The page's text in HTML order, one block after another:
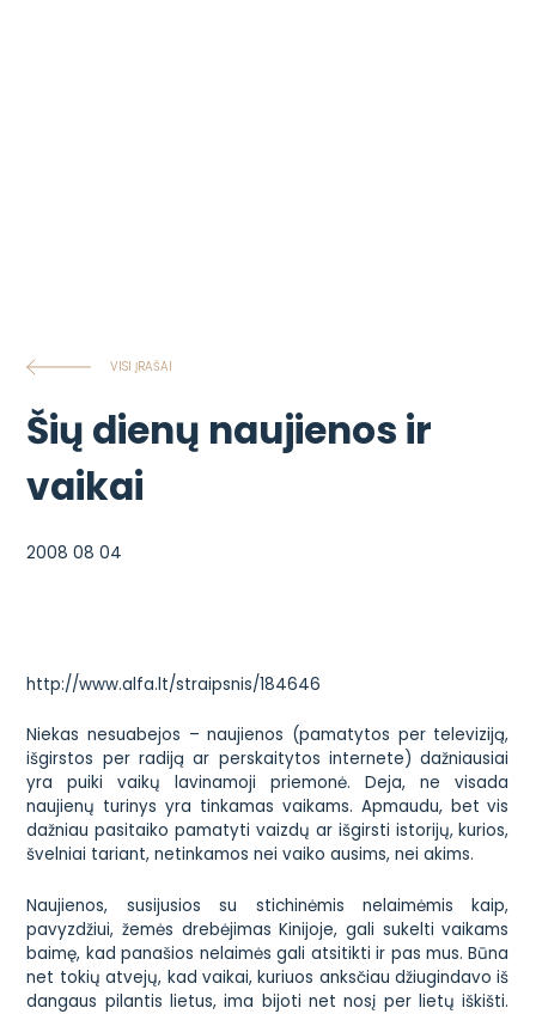
VISI ĮRAŠAI
Šių dienų naujienos ir
vaikai
2008 08 04
http://www.alfa.lt/straipsnis/184646
Niekas nesuabejos – naujienos (pamatytos per televiziją,
išgirstos per radiją ar perskaitytos internete) dažniausiai
yra puiki vaikų lavinamoji priemonė. Deja, ne visada
naujienų turinys yra tinkamas vaikams. Apmaudu, bet vis
dažniau pasitaiko pamatyti vaizdų ar išgirsti istorijų, kurios,
švelniai tariant, netinkamos nei vaiko ausims, nei akims.
Naujienos, susijusios su stichinėmis nelaimėmis kaip,
pavyzdžiui, žemės drebėjimas Kinijoje, gali sukelti vaikams
baimę, kad panašios nelaimės gali atsitikti ir pas mus. Būna
net tokių atvejų, kad vaikai, kuriuos anksčiau džiugindavo iš
dangaus pilantis lietus, ima bijoti net nosį per lietų iškišti.